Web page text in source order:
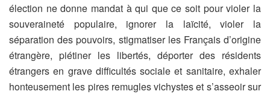
élection ne donne mandat à qui que ce soit pour violer la
souveraineté populaire, ignorer la laïcité, violer la
séparation des pouvoirs, stigmatiser les Français d’origine
étrangère, piétiner les libertés, déporter des résidents
étrangers en grave difficultés sociale et sanitaire, exhaler
honteusement les pires remugles vichystes et s’asseoir sur